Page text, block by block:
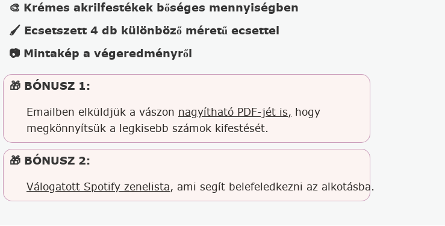
🎨 Krémes akrilfestékek bőséges mennyiségben
🖌️ Ecsetszett 4 db különböző méretű ecsettel
📷 Mintakép a végeredményről
🎁 BÓNUSZ 1:
Emailben elküldjük a vászon nagyítható PDF-jét is, hogy
megkönnyítsük a legkisebb számok kifestését.
🎁 BÓNUSZ 2:
Válogatott Spotify zenelista, ami segít belefeledkezni az alkotásba.